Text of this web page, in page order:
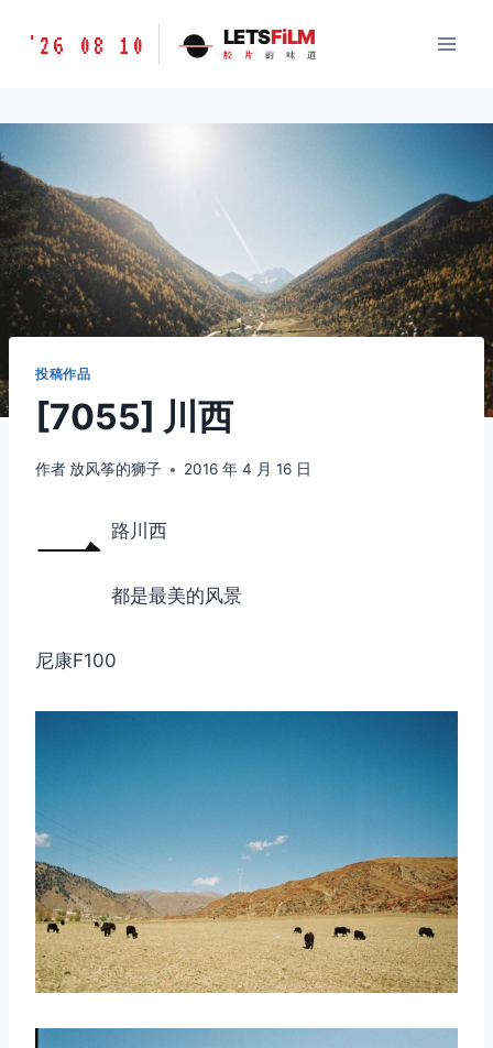
胶
味
LETSFILM
'26 08 10 LETSFiLM
胶 片 的 味 道
投稿作品
[7055] 川西
作者 放风筝的狮子 2016 年 4 月 16 日
一 路川西
都是最美的风景
尼康F100